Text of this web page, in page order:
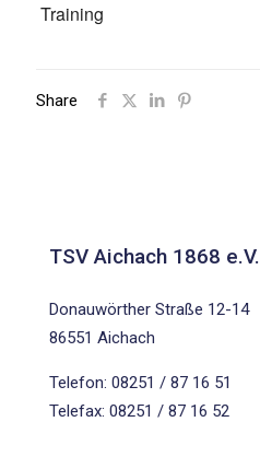
Training
Share
TSV Aichach 1868 e.V.
Donauwörther Straße 12-14
86551 Aichach
Telefon: 08251 / 87 16 51
Telefax: 08251 / 87 16 52